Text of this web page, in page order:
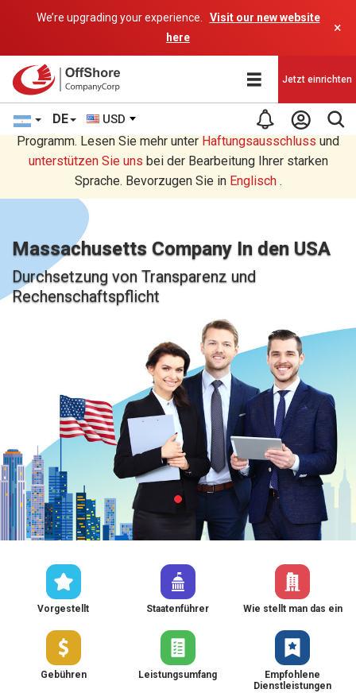
We’re upgrading your experience.
Visit our new website
here
×
DE USD
Jetzt einrichten
Sie lesen eine Deutsche Übersetzung durch ein AI-
Programm. Lesen Sie mehr unter Haftungsausschluss und
unterstützen Sie uns bei der Bearbeitung Ihrer starken
Sprache. Bevorzugen Sie in Englisch.
Massachusetts Company In den USA
Durchsetzung von Transparenz und
Rechenschaftspflicht
Vorgestellt Staatenführer Wie stellt man das ein
Gebühren Leistungsumfang
Empfohlene
Dienstleistungen